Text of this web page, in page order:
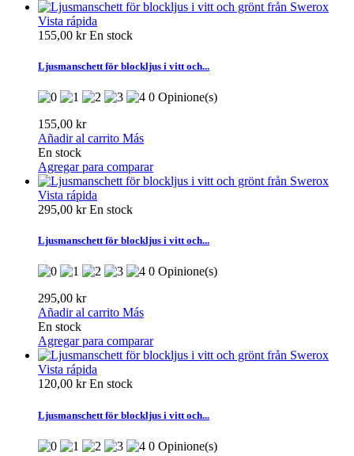
Vista rápida
155,00 krEn stock
Ljusmanschett för blockljus i vitt och...
0 Opinione(s)
155,00 kr
Añadir al carrito Más
En stock
Agregar para comparar
Vista rápida
295,00 krEn stock
Ljusmanschett för blockljus i vitt och...
0 Opinione(s)
295,00 kr
Añadir al carrito Más
En stock
Agregar para comparar
Vista rápida
120,00 krEn stock
Ljusmanschett för blockljus i vitt och...
0 Opinione(s)